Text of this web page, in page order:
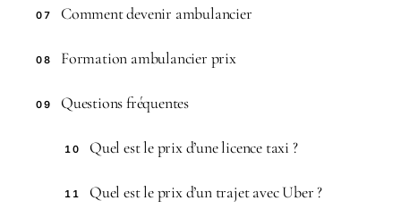
07 Comment devenir ambulancier
08 Formation ambulancier prix
09 Questions fréquentes
10 Quel est le prix d’une licence taxi ?
11 Quel est le prix d’un trajet avec Uber ?